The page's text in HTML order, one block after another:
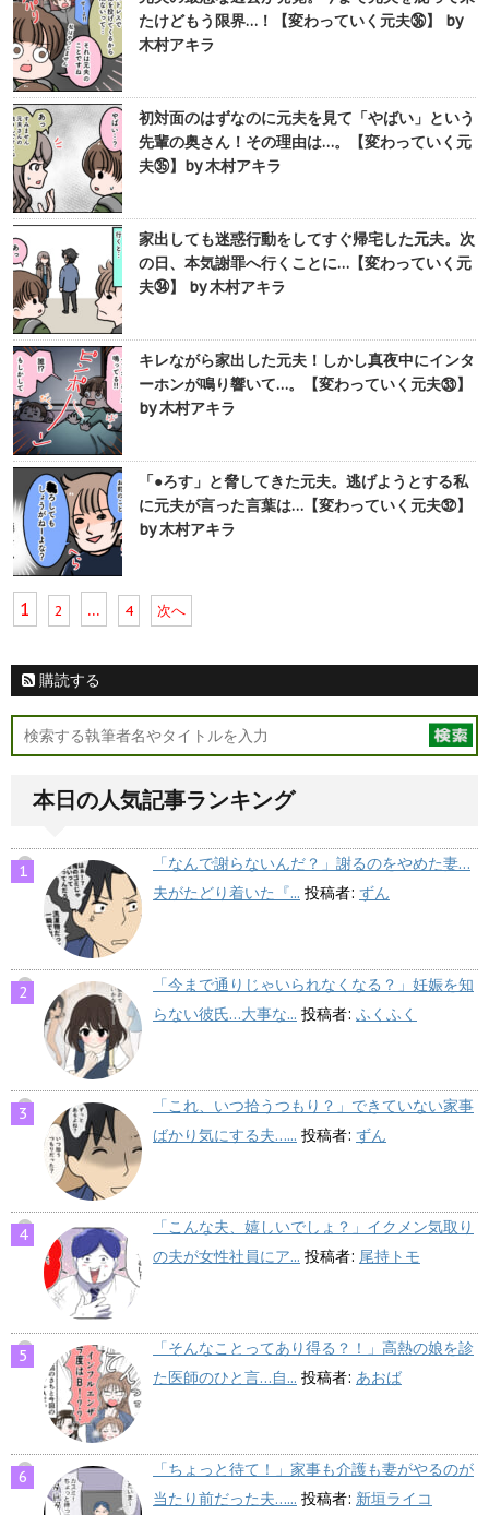
たけどもう限界…！【変わっていく元夫㊱】 by
木村アキラ
初対面のはずなのに元夫を見て「やばい」という
先輩の奥さん！その理由は…。【変わっていく元
夫㉟】by 木村アキラ
家出しても迷惑行動をしてすぐ帰宅した元夫。次
の日、本気謝罪へ行くことに…【変わっていく元
夫㉞】 by 木村アキラ
キレながら家出した元夫！しかし真夜中にインタ
ーホンが鳴り響いて…。【変わっていく元夫㉝】
by 木村アキラ
「●ろす」と脅してきた元夫。逃げようとする私
に元夫が言った言葉は…【変わっていく元夫㉜】
by 木村アキラ
1 2 … 4 次へ
購読する
本日の人気記事ランキング
「なんで謝らないんだ？」謝るのをやめた妻…
夫がたどり着いた『... 投稿者: ずん
「今まで通りじゃいられなくなる？」妊娠を知
らない彼氏…大事な... 投稿者: ふくふく
「これ、いつ拾うつもり？」できていない家事
ばかり気にする夫…... 投稿者: ずん
「こんな夫、嬉しいでしょ？」イクメン気取り
の夫が女性社員にア... 投稿者: 尾持トモ
「そんなことってあり得る？！」高熱の娘を診
た医師のひと言…自... 投稿者: あおば
「ちょっと待て！」家事も介護も妻がやるのが
当たり前だった夫…... 投稿者: 新垣ライコ